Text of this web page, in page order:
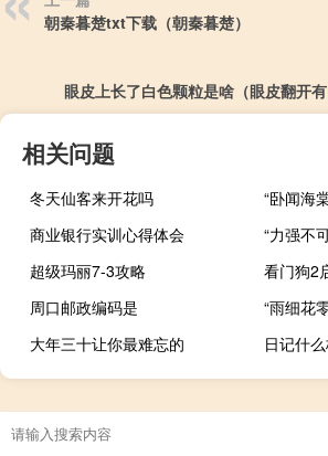
朝秦暮楚txt下载（朝秦暮楚）
眼皮上长了白色颗粒是啥（眼皮翻开有
相关问题
冬天仙客来开花吗
“卧闻海
商业银行实训心得体会
“力强不
超级玛丽7-3攻略
周口邮政编码是
“雨细花
大年三十让你最难忘的
日记什